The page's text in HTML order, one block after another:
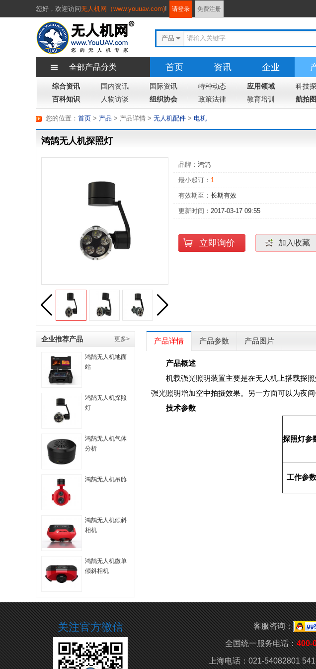
您好， 欢迎访问无人机网（www.youuav.com)! 请登录 免费注册
产品
全部产品分类 首页 资讯 企业
综合资讯 国内资讯 国际资讯 特种动态 应用领域 科技
百科知识
人物访谈 组织协会 政策法律 教育培训 航拍
您的位置： 首页 > 产品 > 无人机配件 > 电机
> 产品详情
鸿鹄无人机探照灯
品牌： 鸿鹄
最小起订： 1
有效期至： 长期有效
更新时间： 2017-03-17 09:55
立即询价 加入收藏
企业推荐产品 更多>
鸿鹄无人机地面
站
鸿鹄无人机探照
灯
鸿鹄无人机气体
分析
鸿鹄无人机吊舱
鸿鹄无人机倾斜
相机
鸿鹄无人机微单
倾斜相机
产品详情 产品参数 产品图片
产品概述
机载强光照明装置主要是在无人机上搭载探照
强光照明增加空中拍摄效果。另一方面可以为夜
技术参数
探照灯参
工作参数
客服咨询：
全国统一服务电话：400-
上海电话：021-54082801
关注官方微信